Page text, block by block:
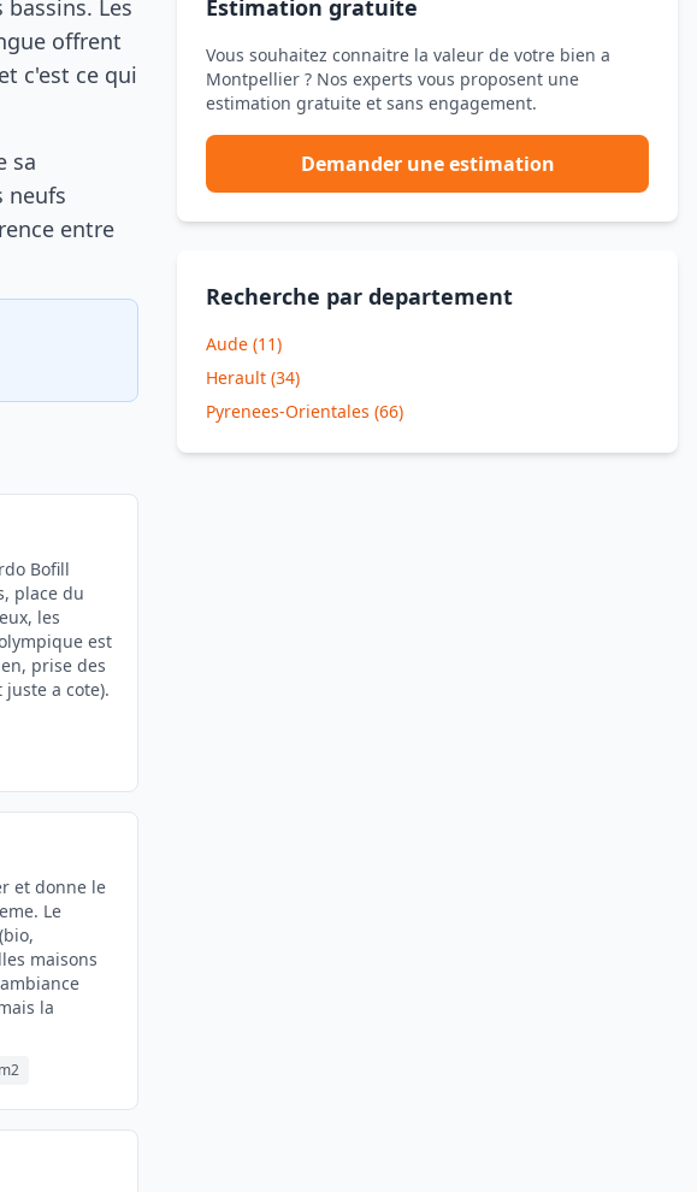
Les
offrent
c'est ce qui
sa
neufs
entre
Bofill
place du
les
est
prise des
a cote).
et donne le
Le
maisons
la
Estimation gratuite
Vous souhaitez connaitre la valeur de votre bien a
Montpellier ? Nos experts vous proposent une
estimation gratuite et sans engagement.
Demander une estimation
Recherche par departement
Aude (11)
Herault (34)
Pyrenees-Orientales (66)